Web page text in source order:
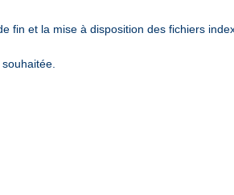
fin et la mise à disposition des fichiers